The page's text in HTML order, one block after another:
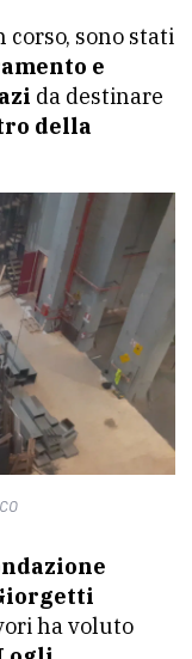
sono stati
e
da destinare
della
ha voluto